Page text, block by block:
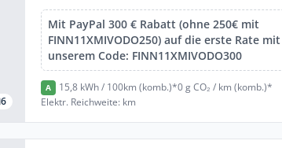
6
Mit PayPal 300 € Rabatt (ohne 250€ mit
FINN11XMIVODO250) auf die erste Rate mit
unserem Code: FINN11XMIVODO300
A 15,8 kWh / 100km (komb.)*0 g CO₂ / km (komb.)*
Elektr. Reichweite: km